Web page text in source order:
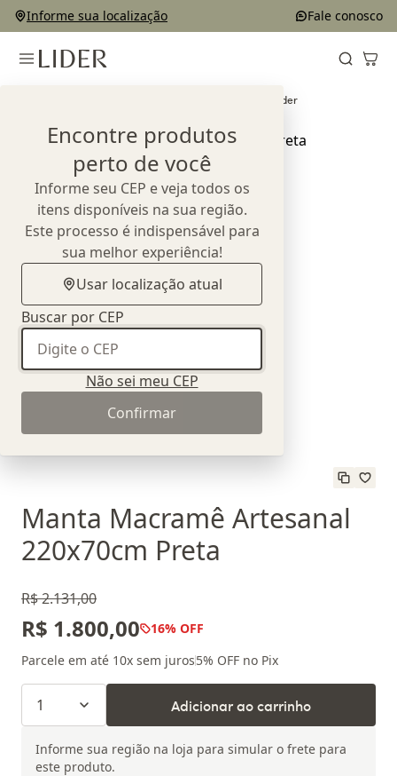
Informe sua localização Fale conosco
Encontre produtos
perto de você
Informe seu CEP e veja todos os
itens disponíveis na sua região.
Este processo é indispensável para
sua melhor experiência!
Usar localização atual
Buscar por CEP
Não sei meu CEP
Confirmar
Ateliê Lider
Manta Macramê Artesanal
220x70cm Preta
R$ 2.131,00
R$ 1.800,00 16% OFF
Parcele em até 10x sem juros5% OFF no Pix
1 Adicionar ao carrinho
Informe sua região na loja para simular o frete para
este produto.